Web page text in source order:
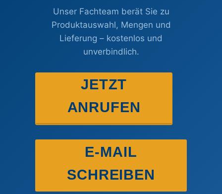
Unser Fachteam berät Sie zu
Produktauswahl, Mengen und
Lieferung – kostenlos und
unverbindlich.
JETZT
ANRUFEN
E-MAIL
SCHREIBEN